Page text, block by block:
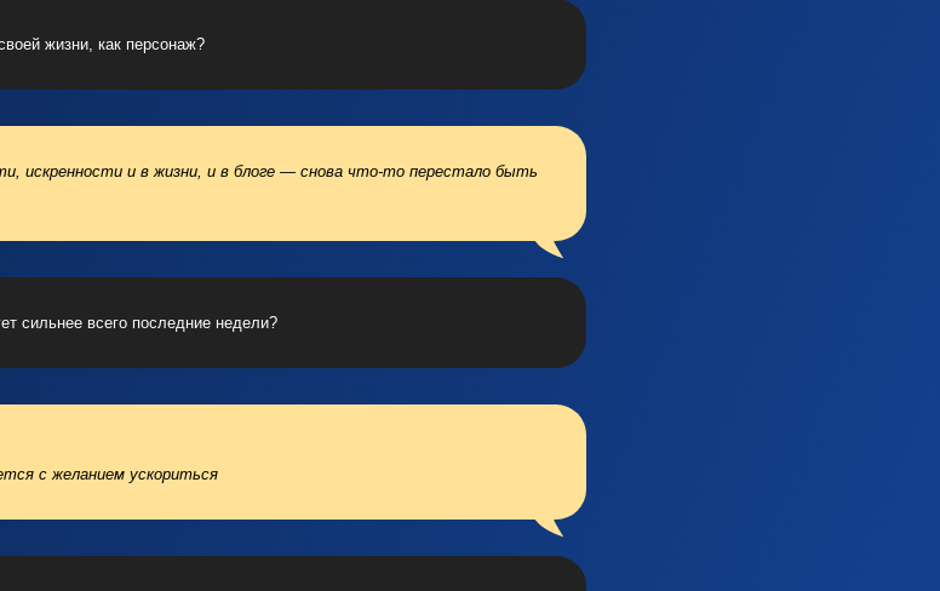
жизни, как персонаж?
искренности и в жизни, и в блоге — снова что-то перестало быть
сильнее всего последние недели?
с желанием ускориться